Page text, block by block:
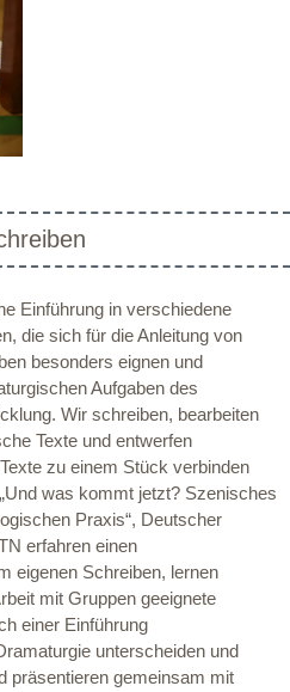
Einführung in verschiedene
die sich für die Anleitung von
besonders eignen und
Aufgaben des
Wir schreiben, bearbeiten
Texte und entwerfen
zu einem Stück verbinden
was kommt jetzt? Szenisches
Praxis“, Deutscher
erfahren einen
eigenen Schreiben, lernen
mit Gruppen geeignete
einer Einführung
unterscheiden und
präsentieren gemeinsam mit